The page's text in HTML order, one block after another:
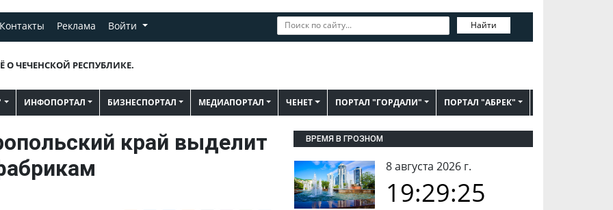
Контакты Реклама Войти Найти
О ЧЕЧЕНСКОЙ РЕСПУБЛИКЕ.
ИНФОПОРТАЛ БИЗНЕСПОРТАЛ МЕДИАПОРТАЛ ЧЕНЕТ ПОРТАЛ "ГОРДАЛИ" ПОРТАЛ "АБРЕК"
край выделит
ВРЕМЯ В ГРОЗНОМ
8 августа 2026 г.
19:29:26